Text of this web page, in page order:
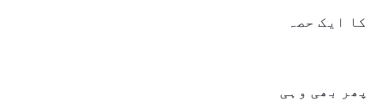
ایک حصہ
بھی وہی